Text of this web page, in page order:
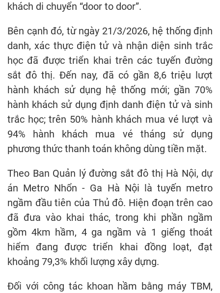
khách di chuyển “door to door”.
Bên cạnh đó, từ ngày 21/3/2026, hệ thống định
danh, xác thực điện tử và nhận diện sinh trắc
học đã được triển khai trên các tuyến đường
sắt đô thị. Đến nay, đã có gần 8,6 triệu lượt
hành khách sử dụng hệ thống mới; gần 70%
hành khách sử dụng định danh điện tử và sinh
trắc học; trên 50% hành khách mua vé lượt và
94% hành khách mua vé tháng sử dụng
phương thức thanh toán không dùng tiền mặt.
Theo Ban Quản lý đường sắt đô thị Hà Nội, dự
án Metro Nhổn - Ga Hà Nội là tuyến metro
ngầm đầu tiên của Thủ đô. Hiện đoạn trên cao
đã đưa vào khai thác, trong khi phần ngầm
gồm 4km hầm, 4 ga ngầm và 1 giếng thoát
hiểm đang được triển khai đồng loạt, đạt
khoảng 79,3% khối lượng xây dựng.
Đối với công tác khoan hầm bằng máy TBM,